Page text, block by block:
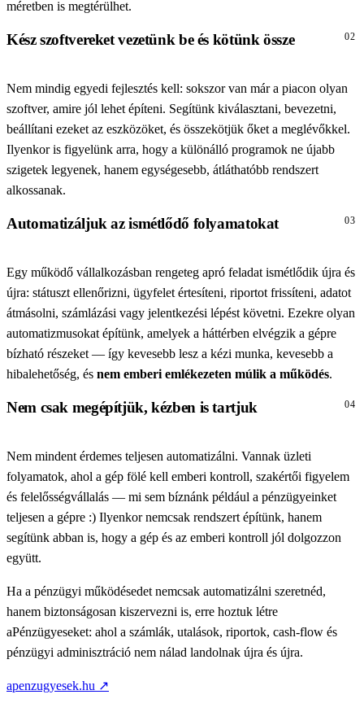
méretben is megtérülhet.
Kész szoftvereket vezetünk be és kötünk össze 02
Nem mindig egyedi fejlesztés kell: sokszor van már a piacon olyan
szoftver, amire jól lehet építeni. Segítünk kiválasztani, bevezetni,
beállítani ezeket az eszközöket, és összekötjük őket a meglévőkkel.
Ilyenkor is figyelünk arra, hogy a különálló programok ne újabb
szigetek legyenek, hanem egységesebb, átláthatóbb rendszert
alkossanak.
Automatizáljuk az ismétlődő folyamatokat 03
Egy működő vállalkozásban rengeteg apró feladat ismétlődik újra és
újra: státuszt ellenőrizni, ügyfelet értesíteni, riportot frissíteni, adatot
átmásolni, számlázási vagy jelentkezési lépést követni. Ezekre olyan
automatizmusokat építünk, amelyek a háttérben elvégzik a gépre
bízható részeket — így kevesebb lesz a kézi munka, kevesebb a
hibalehetőség, és nem emberi emlékezeten múlik a működés.
Nem csak megépítjük, kézben is tartjuk 04
Nem mindent érdemes teljesen automatizálni. Vannak üzleti
folyamatok, ahol a gép fölé kell emberi kontroll, szakértői figyelem
és felelősségvállalás — mi sem bíznánk például a pénzügyeinket
teljesen a gépre :) Ilyenkor nemcsak rendszert építünk, hanem
segítünk abban is, hogy a gép és az emberi kontroll jól dolgozzon
együtt.
Ha a pénzügyi működésedet nemcsak automatizálni szeretnéd,
hanem biztonságosan kiszervezni is, erre hoztuk létre
aPénzügyeseket: ahol a számlák, utalások, riportok, cash-flow és
pénzügyi adminisztráció nem nálad landolnak újra és újra.
apenzugyesek.hu ↗